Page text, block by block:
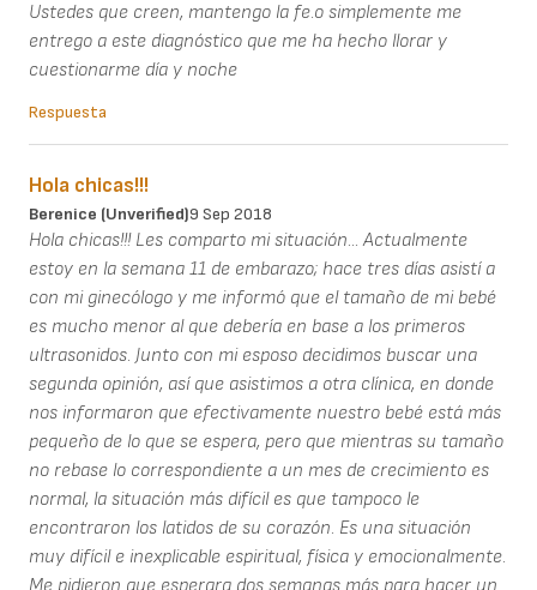
Ustedes que creen, mantengo la fe.o simplemente me
entrego a este diagnóstico que me ha hecho llorar y
cuestionarme día y noche
Respuesta
Hola chicas!!!
Berenice (unverified)9 Sep 2018
Hola chicas!!! Les comparto mi situación... Actualmente
estoy en la semana 11 de embarazo; hace tres días asistí a
con mi ginecólogo y me informó que el tamaño de mi bebé
es mucho menor al que debería en base a los primeros
ultrasonidos. Junto con mi esposo decidimos buscar una
segunda opinión, así que asistimos a otra clínica, en donde
nos informaron que efectivamente nuestro bebé está más
pequeño de lo que se espera, pero que mientras su tamaño
no rebase lo correspondiente a un mes de crecimiento es
normal, la situación más difícil es que tampoco le
encontraron los latidos de su corazón. Es una situación
muy difícil e inexplicable espiritual, física y emocionalmente.